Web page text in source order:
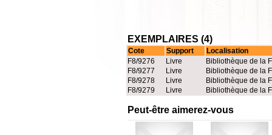
EXEMPLAIRES (4)
Cote Support
Localisation
F8/9276
Livre
Bibliothèque de la
F8/9277
Livre
Bibliothèque de la
F8/9278
Livre
Bibliothèque de la
F8/9279
Livre Bibliothèque de la
Peut-être aimerez-vous